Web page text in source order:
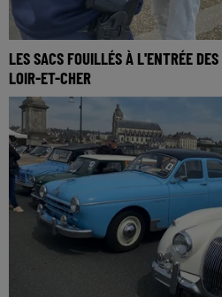
LES SACS FOUILLÉS À L'ENTRÉE
LOIR-ET-CHER